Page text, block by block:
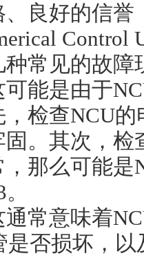
良好的信誉
常见的故
能是由于
检查NCU
。其次，
那么可能
常意味着
是否损坏，